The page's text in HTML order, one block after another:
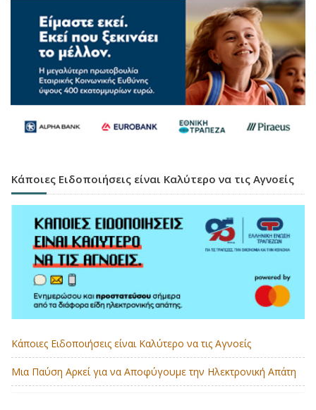
Κάποιες Ειδοποιήσεις είναι Καλύτερο να τις Αγνοείς
Κάποιες Ειδοποιήσεις είναι Καλύτερο να τις Αγνοείς
Μια Παύση Αρκεί για να Αποφύγουμε την Ηλεκτρονική Απάτη